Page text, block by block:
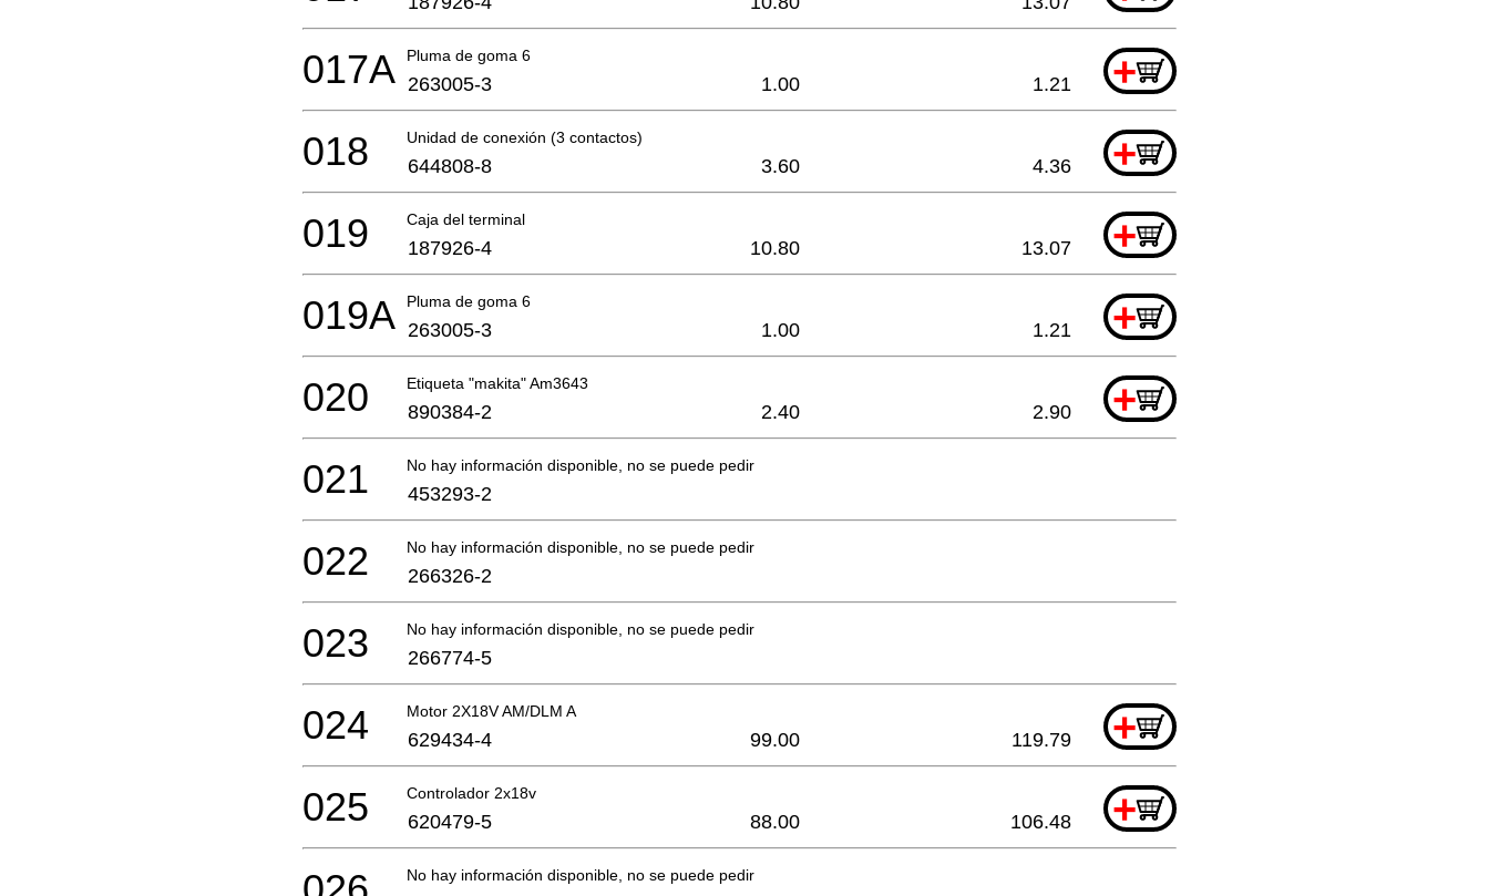
Pluma de goma 6 +
017A 263005-3 1.00 1.21
Unidad de conexión (3 contactos) +
018 644808-8 3.60 4.36
Caja del terminal +
019 187926-4 10.80 13.07
Pluma de goma 6 +
019A 263005-3 1.00 1.21
Etiqueta "makita" Am3643 +
020 890384-2 2.40 2.90
No hay información disponible, no se puede pedir
021 453293-2
No hay información disponible, no se puede pedir
022 266326-2
No hay información disponible, no se puede pedir
023 266774-5
Motor 2X18V AM/DLM A +
024 629434-4 99.00 119.79
Controlador 2x18v +
025 620479-5 88.00 106.48
No hay información disponible, no se puede pedir